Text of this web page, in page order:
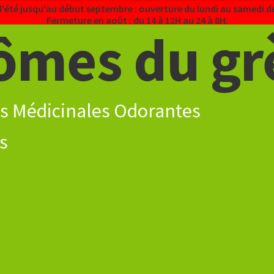
jusqu'au début septembre : ouverture du lundi au samedi de
Fermeture en août : du 14 à 12H au 24 à 8H.
du
Médicinales Odorantes